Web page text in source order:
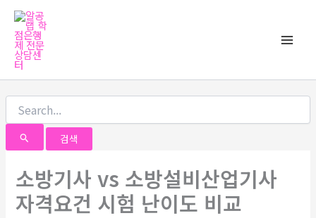
기
소방기사 vs 소방설비산업기사
자격요건 시험 난이도 비교